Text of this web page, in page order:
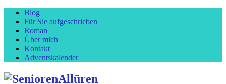
Blog
Für Sie aufgeschrieben
Roman
Über mich
Kontakt
Adventskalender